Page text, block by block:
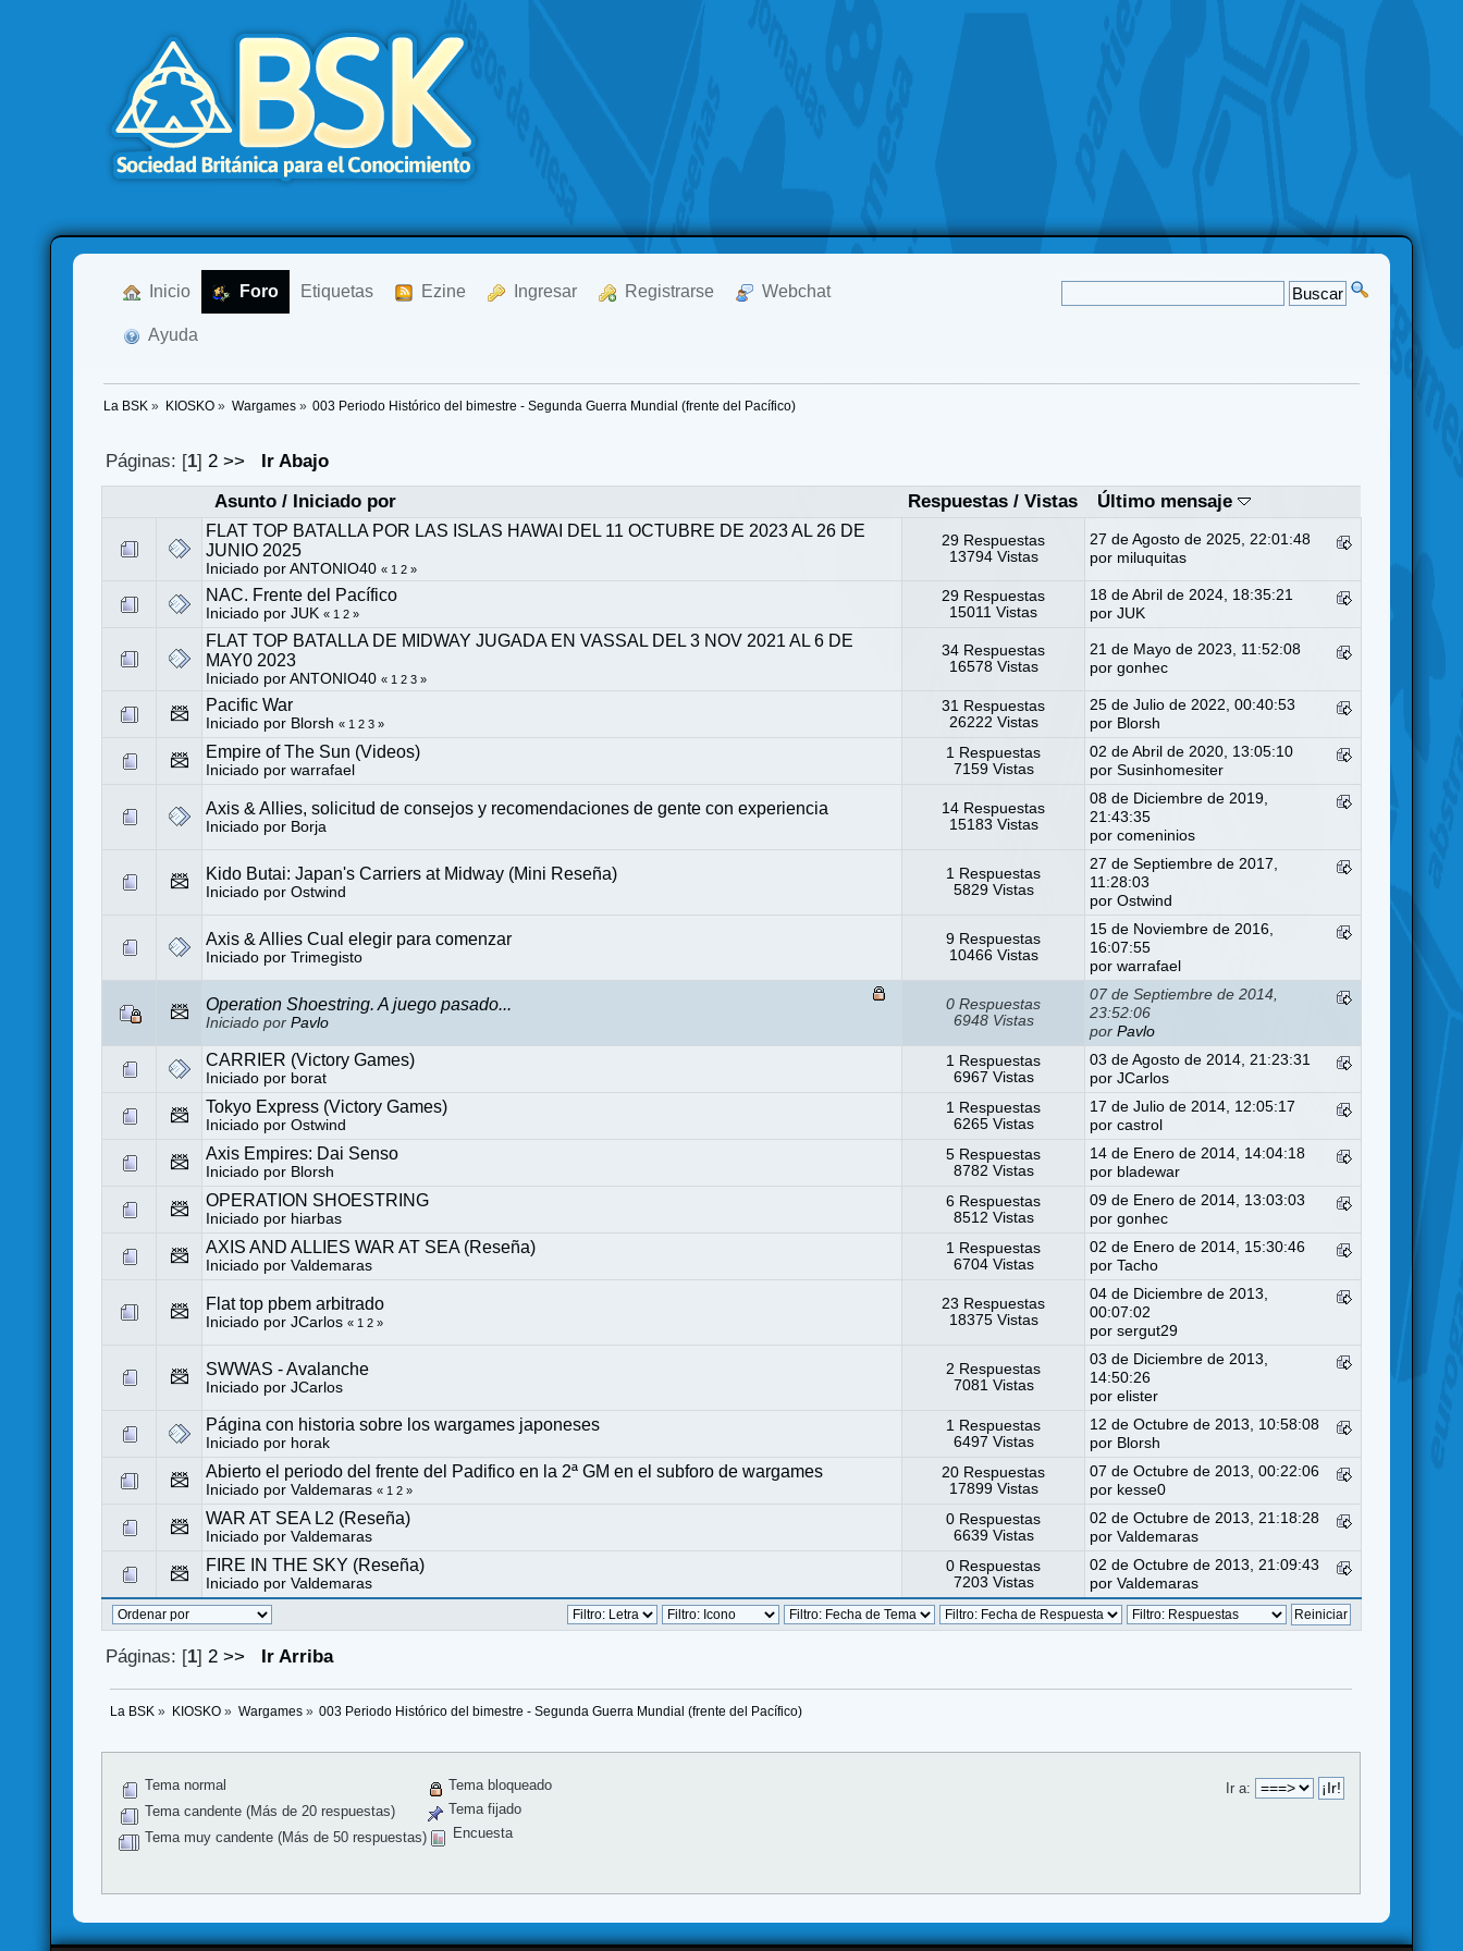
Inicio Foro Etiquetas Ezine Ingresar Registrarse Webchat
Ayuda
La BSK » KIOSKO» Wargames» 003 Periodo Histórico del bimestre - Segunda Guerra Mundial (frente del Pacífico)
Páginas: [1] 2 >>
Ir Abajo
Asunto/ Iniciado por Respuestas /Vistas Último mensaje
FLAT TOP BATALLA POR LAS ISLAS HAWAI DEL 11 OCTUBRE DE 2023 AL 26 DE
JUNIO 2025
Iniciado porANTONIO40 « 1 2 »
29 Respuestas
13794 Vistas
27 de Agosto de 2025, 22:01:48
por miluquitas
NAC. Frente del Pacífico
Iniciado porJUK « 1 2 »
29 Respuestas
15011 Vistas
18 de Abril de 2024, 18:35:21
porJUK
FLAT TOP BATALLA DE MIDWAY JUGADA EN VASSAL DEL 3 NOV 2021 AL 6 DE
MAY0 2023
Iniciado porANTONIO40 « 1 2 3 »
34 Respuestas
16578 Vistas
21 de Mayo de 2023, 11:52:08
porgonhec
Pacific War
Iniciado por Blorsh « 1 2 3 »
31 Respuestas
26222 Vistas
25 de Julio de 2022, 00:40:53
por Blorsh
Empire of The Sun (Videos)
Iniciado porwarrafael
1 Respuestas
7159 Vistas
02 de Abril de 2020, 13:05:10
porSusinhomesiter
Axis & Allies, solicitud de consejos y recomendaciones de gente con experiencia
Iniciado por Borja
14 Respuestas
15183 Vistas
08 de Diciembre de 2019,
21:43:35
porcomeninios
Kido Butai: Japan's Carriers at Midway (Mini Reseña)
Iniciado porOstwind
1 Respuestas
5829 Vistas
27 de Septiembre de 2017,
11:28:03
porOstwind
Axis & Allies Cual elegir para comenzar
Iniciado porTrimegisto
9 Respuestas
10466 Vistas
15 de Noviembre de 2016,
16:07:55
porwarrafael
Operation Shoestring. A juego pasado...
Iniciado porPavlo
0 Respuestas
6948 Vistas
07 de Septiembre de 2014,
23:52:06
porPavlo
CARRIER (Victory Games)
Iniciado por borat
1 Respuestas
6967 Vistas
03 de Agosto de 2014, 21:23:31
porJCarlos
Tokyo Express (Victory Games)
Iniciado porOstwind
1 Respuestas
6265 Vistas
17 de Julio de 2014, 12:05:17
porcastrol
Axis Empires: Dai Senso
Iniciado por Blorsh
5 Respuestas
8782 Vistas
14 de Enero de 2014, 14:04:18
por bladewar
OPERATION SHOESTRING
Iniciado por hiarbas
6 Respuestas
8512 Vistas
09 de Enero de 2014, 13:03:03
porgonhec
AXIS AND ALLIES WAR AT SEA (Reseña)
Iniciado porValdemaras
1 Respuestas
6704 Vistas
02 de Enero de 2014, 15:30:46
porTacho
Flat top pbem arbitrado
Iniciado porJCarlos « 1 2 »
23 Respuestas
18375 Vistas
04 de Diciembre de 2013,
00:07:02
porsergut29
SWWAS - Avalanche
Iniciado porJCarlos
2 Respuestas
7081 Vistas
03 de Diciembre de 2013,
14:50:26
porelister
Página con historia sobre los wargames japoneses
Iniciado por horak
1 Respuestas
6497 Vistas
12 de Octubre de 2013, 10:58:08
por Blorsh
Abierto el periodo del frente del Padifico en la 2ª GM en el subforo de wargames
Iniciado porValdemaras « 1 2 »
20 Respuestas
17899 Vistas
07 de Octubre de 2013, 00:22:06
por kesse0
WAR AT SEA L2 (Reseña)
Iniciado porValdemaras
0 Respuestas
6639 Vistas
02 de Octubre de 2013, 21:18:28
porValdemaras
FIRE IN THE SKY (Reseña)
Iniciado porValdemaras
0 Respuestas
7203 Vistas
02 de Octubre de 2013, 21:09:43
porValdemaras
Páginas: [1] 2 >> Ir Arriba
La BSK » KIOSKO» Wargames» 003 Periodo Histórico del bimestre - Segunda Guerra Mundial (frente del Pacífico)
Ir a:
Tema normal
Tema candente (Más de 20 respuestas)
Tema muy candente (Más de 50 respuestas)
Tema bloqueado
Tema fijado
Encuesta